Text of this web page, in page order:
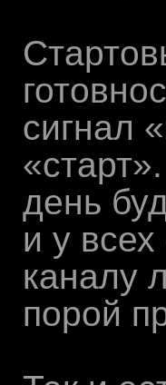
сигнал
день
и у
каналу
порой